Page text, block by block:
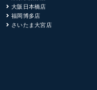
大阪日本橋店
福岡博多店
さいたま大宮店